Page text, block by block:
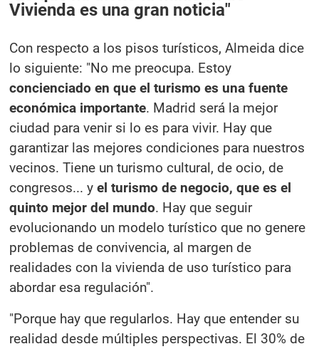
Vivienda es una gran noticia"
Con respecto a los pisos turísticos, Almeida dice
lo siguiente: "No me preocupa. Estoy
concienciado en que el turismo es una fuente
económica importante. Madrid será la mejor
ciudad para venir si lo es para vivir. Hay que
garantizar las mejores condiciones para nuestros
vecinos. Tiene un turismo cultural, de ocio, de
congresos... y el turismo de negocio, que es el
quinto mejor del mundo. Hay que seguir
evolucionando un modelo turístico que no genere
problemas de convivencia, al margen de
realidades con la vivienda de uso turístico para
abordar esa regulación".
"Porque hay que regularlos. Hay que entender su
realidad desde múltiples perspectivas. El 30% de